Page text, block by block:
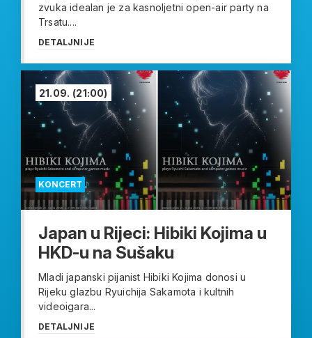
zvuka idealan je za kasnoljetni open-air party na
Trsatu....
DETALJNIJE
KONCERT
21.09. (21:00)
Japan u Rijeci: Hibiki Kojima u
HKD-u na Sušaku
Mladi japanski pijanist Hibiki Kojima donosi u
Rijeku glazbu Ryuichija Sakamota i kultnih
videoigara...
DETALJNIJE